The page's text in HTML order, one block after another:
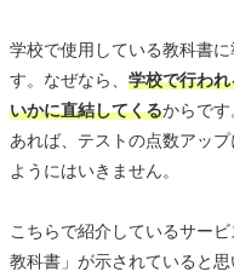
学校で使用している教科書
す。なぜなら、 学校で行わ
いかに直結してくるからで
あれば、テストの点数アッ
ようにはいきません。
こちらで紹介しているサー
教科書」が示されていると